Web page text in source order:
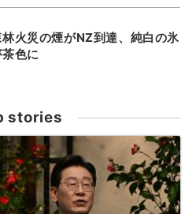
火災の煙がNZ到達、純白の氷
色に
stories